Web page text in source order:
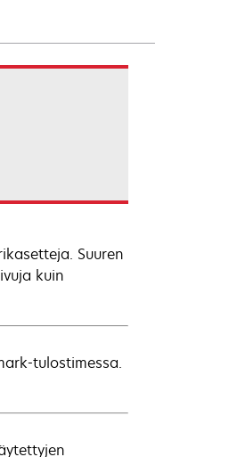
Suuren
kuin
tulostimessa.